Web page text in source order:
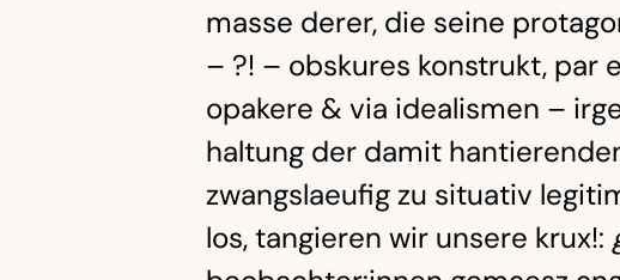
masse derer, die seine
– ?! – obskures konstrukt, par
opakere & via idealismen –
haltung der damit
zwangslaeufig zu situativ
los, tangieren wir unsere krux!: